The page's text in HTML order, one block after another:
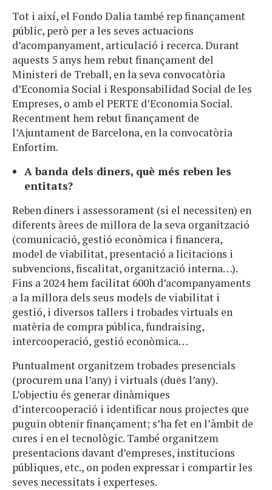
Tot i així, el Fondo Dalia també rep finançament
públic, però per a les seves actuacions
d’acompanyament, articulació i recerca. Durant
aquests 5 anys hem rebut finançament del
Ministeri de Treball, en la seva convocatòria
d’Economia Social i Responsabilidad Social de les
Empreses, o amb el PERTE d’Economia Social.
Recentment hem rebut finançament de
l’Ajuntament de Barcelona, en la convocatòria
Enfortim.
A banda dels diners, què més reben les
entitats?
Reben diners i assessorament (si el necessiten) en
diferents àrees de millora de la seva organització
(comunicació, gestió econòmica i financera,
model de viabilitat, presentació a licitacions i
subvencions, fiscalitat, organització interna…).
Fins a 2024 hem facilitat 600h d’acompanyaments
a la millora dels seus models de viabilitat i
gestió, i diversos tallers i trobades virtuals en
matèria de compra pública, fundraising,
intercooperació, gestió econòmica…
Puntualment organitzem trobades presencials
(procurem una l’any) i virtuals (dues l’any).
L’objectiu és generar dinàmiques
d’intercooperació i identificar nous projectes que
puguin obtenir finançament; s’ha fet en l’àmbit de
cures i en el tecnològic. També organitzem
presentacions davant d’empreses, institucions
públiques, etc., on poden expressar i compartir les
seves necessitats i experteses.